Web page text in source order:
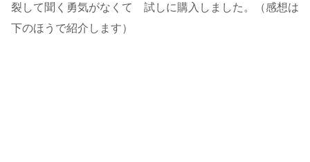
裂して聞く勇気がなくて 試しに購入しました。（感想は
下のほうで紹介します）